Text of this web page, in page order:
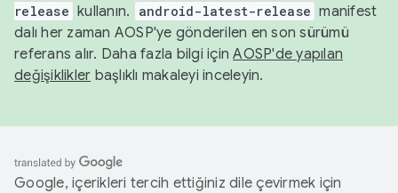
release kullanın. android-latest-release manifest
dalı her zaman AOSP'ye gönderilen en son sürümü
referans alır. Daha fazla bilgi içinAOSP'de yapılan
değişiklikler başlıklı makaleyi inceleyin.
Google, içerikleri tercih ettiğiniz dile çevirmek için